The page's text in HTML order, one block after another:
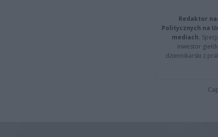
Redaktor
Politycznych na
mediach.
inwestor
dziennikarski z